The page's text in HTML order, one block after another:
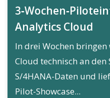
Analytics Cloud
In drei Wochen bringen
Cloud technisch an
S/4HANA-Daten und
Pilot-Showcase...